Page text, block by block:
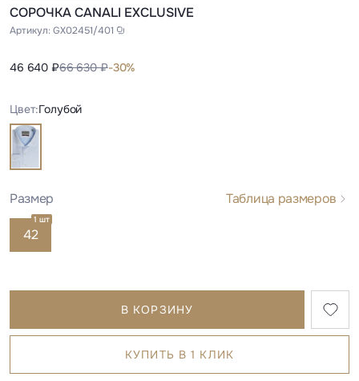
СОРОЧКА CANALI EXCLUSIVE
Артикул: GX02451/401
46 640 ₽66 630 ₽-30%
Цвет:Голубой
Размер Таблица размеров
42
1 шт
В КОРЗИНУ
КУПИТЬ В 1 КЛИК